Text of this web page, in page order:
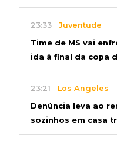
23:33 Juventude
Time de MS vai
ida à final da copa
23:21 Los Angeles
Denúncia leva ao
sozinhos em casa